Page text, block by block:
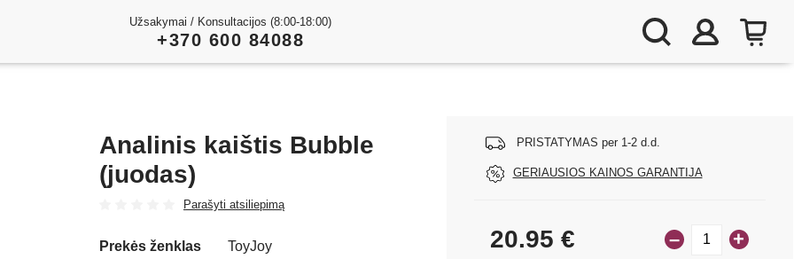
Užsakymai / Konsultacijos (8:00-18:00)
+370 600 84088
Analinis kaištis Bubble
(juodas)
Parašyti atsiliepimą
PRISTATYMAS per 1-2 d.d.
GERIAUSIOS KAINOS GARANTIJA
Prekės ženklas ToyJoy 20.95 € – +